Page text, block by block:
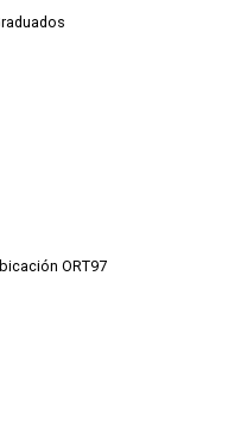
ORT97